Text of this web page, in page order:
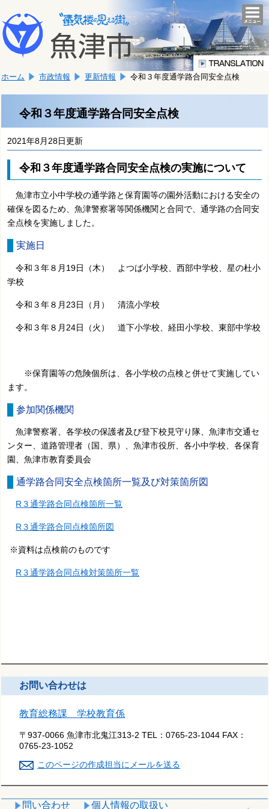
文
へ
移
ま
す。
こ
か
文
ホーム 市政情報 更新情報 令和３年度通学路合同安全点検
令和３年度通学路合同安全点検
2021年8月28日更新
令和３年度通学路合同安全点検の実施について
魚津市立小中学校の通学路と保育園等の園外活動における安全の
確保を図るため、魚津警察署等関係機関と合同で、通学路の合同安
全点検を実施しました。
実施日
令和３年８月19日（木） よつば小学校、西部中学校、星の杜小
学校
令和３年８月23日（月）清流小学校
令和３年８月24日（火）道下小学校 、経田小学校、東部中学校
※保育園等の危険個所は、各小学校の点検と併せて実施してい
ます。
参加関係機関
魚津警察署、各学校の保護者及び登下校見守り隊、魚津市交通セ
ンター、道路管理者（国、県）、魚津市役所、各小中学校、各保育
園、魚津市教育委員会
通学路合同安全点検箇所一覧及び対策箇所図
R３通学路合同点検箇所一覧
R３通学路合同点検箇所図
※資料は点検前のものです
R３通学路合同点検対策箇所一覧
お問い合わせは
教育総務課 学校教育係
〒937-0066 魚津市北鬼江313-2 TEL：0765-23-1044 FAX：
0765-23-1052
このページの作成担当にメールを送る
問い合わせ 個人情報の取扱い